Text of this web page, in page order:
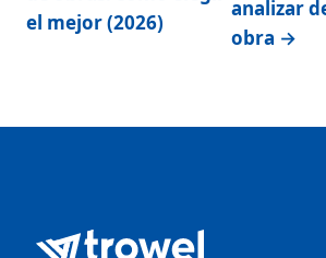
el mejor (2026)
analizar
obra →